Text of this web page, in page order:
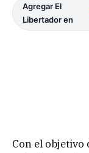
Agregar El
Libertador en
Con el objetivo